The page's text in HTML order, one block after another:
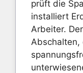
prüft die
installiert
Arbeiter.
Abschalten,